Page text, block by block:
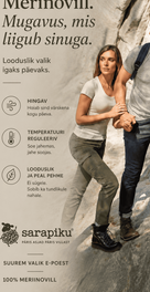
tk.
LISA OSTUKORVI
KATEGOORIA:
PESUKUIVATILE